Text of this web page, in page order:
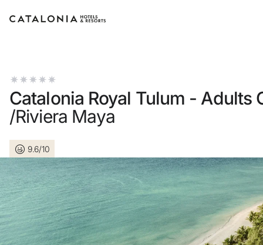
Log in
of gebruik een van
Aanmelden met
Sessie beginnen met enkel
Catalonia Royal Tulum - Adults
/Riviera Maya
9.6/10